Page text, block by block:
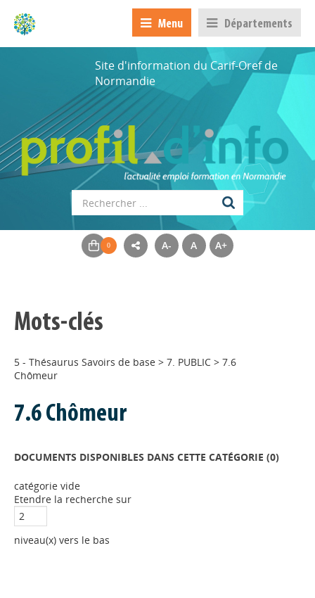
Menu Départements
Site d'information du Carif-Oref de
Normandie
A- A A+
Mots-clés
5 - Thésaurus Savoirs de base > 7. PUBLIC > 7.6
Chômeur
7.6 Chômeur
DOCUMENTS DISPONIBLES DANS CETTE CATÉGORIE (0)
catégorie vide
Etendre la recherche sur
niveau(x) vers le bas
Appels à projets
Déposer une actu !